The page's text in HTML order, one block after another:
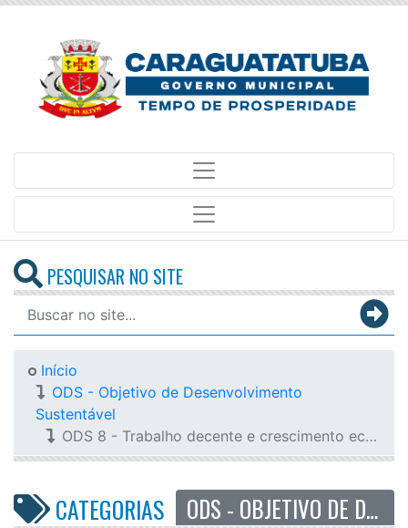
PESQUISAR NO SITE
Início
ODS - Objetivo de Desenvolvimento
Sustentável
ODS 8 - Trabalho decente e crescimento econômico
CATEGORIAS ODS - OBJETIVO DE DESENVOLVIMENTO SUSTENTÁVEL